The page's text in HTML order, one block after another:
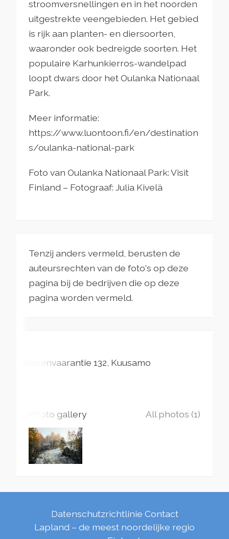
stroomversnellingen en in het noorden
uitgestrekte veengebieden. Het gebied
is rijk aan planten- en diersoorten,
waaronder ook bedreigde soorten. Het
populaire Karhunkierros-wandelpad
loopt dwars door het Oulanka Nationaal
Park.
Meer informatie:
https://www.luontoon.fi/en/destination
s/oulanka-national-park
Foto van Oulanka Nationaal Park: Visit
Finland – Fotograaf: Julia Kivelä
Tenzij anders vermeld, berusten de
auteursrechten van de foto's op deze
pagina bij de bedrijven die op deze
pagina worden vermeld.
Liikasenvaarantie 132 Kuusamo
Photo gallery All photos (1)
Datenschutzrichtlinie Contact
Lapland – de meest noordelijke regio